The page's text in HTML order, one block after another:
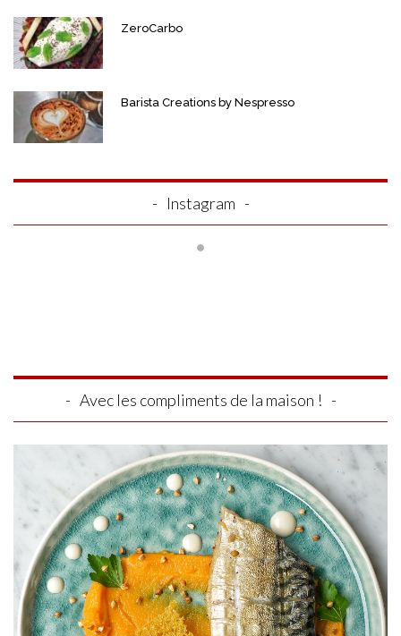
ZeroCarbo
Barista Creations by Nespresso
Instagram
Avec les compliments de la maison !